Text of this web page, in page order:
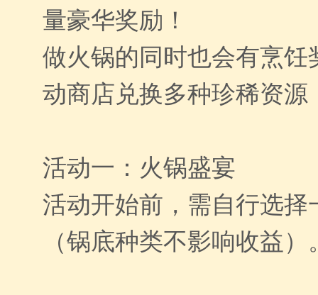
量豪华奖励！
做火锅的同时也会有烹
动商店兑换多种珍稀资源
活动一：火锅盛宴
活动开始前，需自行选
（锅底种类不影响收益）